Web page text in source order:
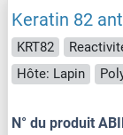
Keratin 82
KRT82
Hôte: Lapin
N° du produit